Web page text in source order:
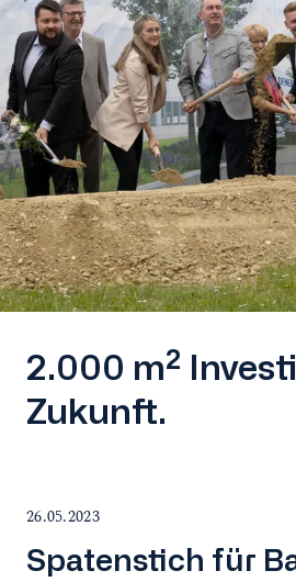
2.000 m²
Zukunft.
26.05.2023
Spatenstich für